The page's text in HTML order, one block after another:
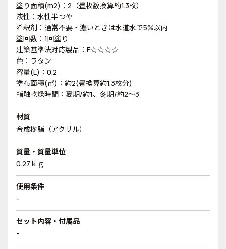
塗り面積(m2)：2（畳枚数換算約1.3枚）
液性：水性半つや
希釈剤：通常不要・濃いときは水道水で5%以内
塗回数：1回塗り
建築基準法対応製品：F☆☆☆☆
色：ラタン
容量(L)：0.2
塗布面積(㎡)：約2(畳換算約1.3枚分)
指触乾燥時間：夏期/約1、冬期/約2～3
材質
合成樹脂（アクリル）
質量・質量単位
0.27ｋｇ
使用条件
-
セット内容・付属品
-